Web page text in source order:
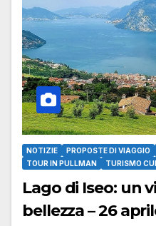
NOTIZIE PROPOSTE DI VIAGGIO
TOUR IN PULLMAN
TURISMO
Lago di Iseo: un
bellezza – 26